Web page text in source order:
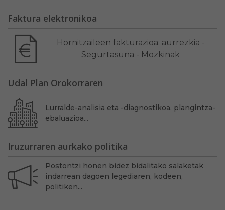
Faktura elektronikoa
Hornitzaileen fakturazioa: aurrezkia -
Segurtasuna - Mozkinak
Udal Plan Orokorraren
Lurralde-analisia eta -diagnostikoa, plangintza-
ebaluazioa...
Iruzurraren aurkako politika
Postontzi honen bidez bidalitako salaketak
indarrean dagoen legediaren, kodeen,
politiken...